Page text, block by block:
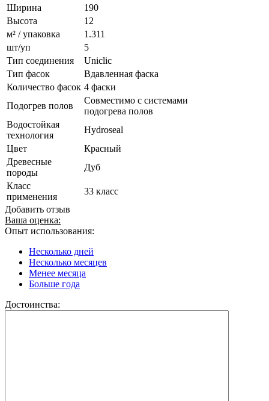
Ширина
190
Высота
12
м² / упаковка
1.311
шт/уп
5
Тип соединения
Uniclic
Тип фасок
Вдавленная фаска
Количество фасок 4 фаски
Подогрев полов
Совместимо с системами
подогрева полов
Водостойкая
технология
Hydroseal
Цвет
Красный
Древесные
породы
Дуб
Класс
применения
33 класс
Добавить отзыв
Ваша оценка:
Опыт использования:
Несколько дней
Несколько месяцев
Менее месяца
Больше года
Достоинства: